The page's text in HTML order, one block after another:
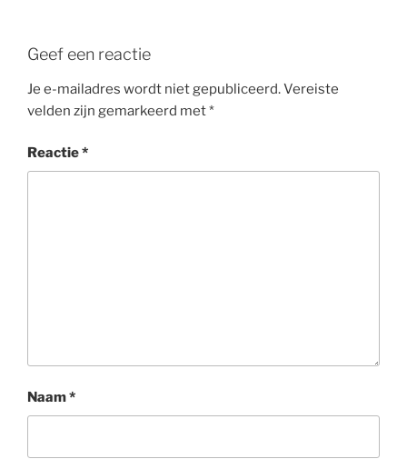
Geef een reactie
Je e-mailadres wordt niet gepubliceerd.Vereiste
velden zijn gemarkeerd met*
Reactie*
Naam*